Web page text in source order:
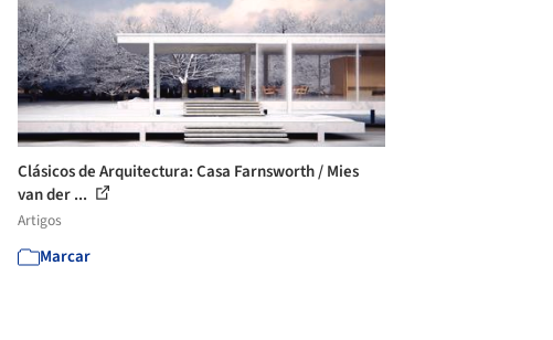
Clásicos de Arquitectura: Casa Farnsworth / Mies
van der ...
Artigos
Marcar